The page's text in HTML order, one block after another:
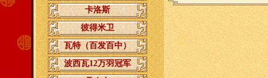
卡洛斯
彼得米卫
瓦特（百发百中）
波西瓦12万羽冠军